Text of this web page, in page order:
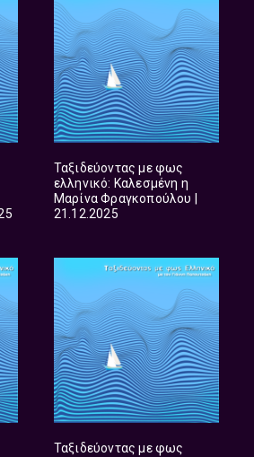
Ταξιδεύοντας με φως
ελληνικό: Καλεσμένη η
Μαρίνα Φραγκοπούλου |
21.12.2025
Ταξιδεύοντας με φως